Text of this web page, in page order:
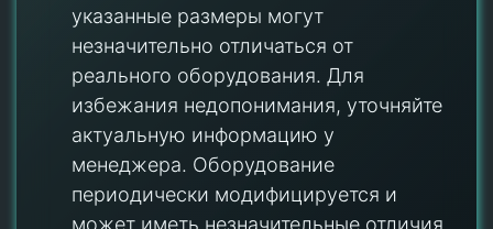
указанные размеры могут
незначительно отличаться от
реального оборудования. Для
избежания недопонимания, уточняйте
актуальную информацию у
менеджера. Оборудование
периодически модифицируется и